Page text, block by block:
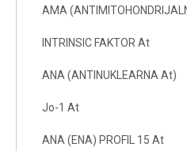
AMA
INTRINSIC FAKTOR At
ANA (ANTINUKLEARNA At)
Jo-1 At
ANA (ENA) PROFIL 15 At